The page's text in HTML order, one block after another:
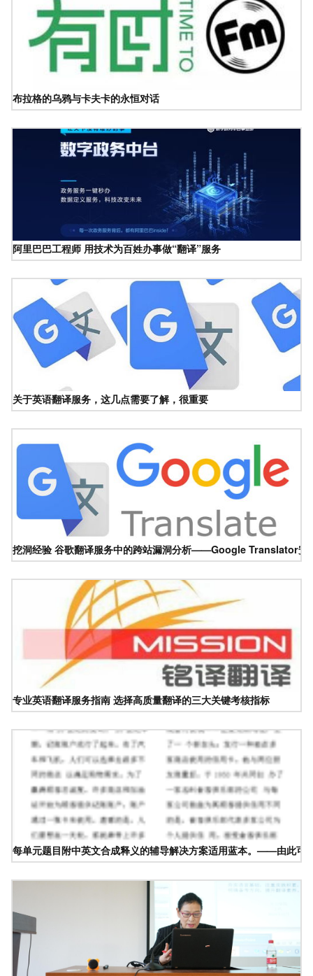
布拉格的乌鸦与卡夫卡的永恒对话
阿里巴巴工程师 用技术为百姓办事做“翻译”服务
关于英语翻译服务，这几点需要了解，很重要
挖洞经验 谷歌翻译服务中的跨站漏洞分析——Google Translator安
专业英语翻译服务指南 选择高质量翻译的三大关键考核指标
每单元题目附中英文合成释义的辅导解决方案适用蓝本。——由此